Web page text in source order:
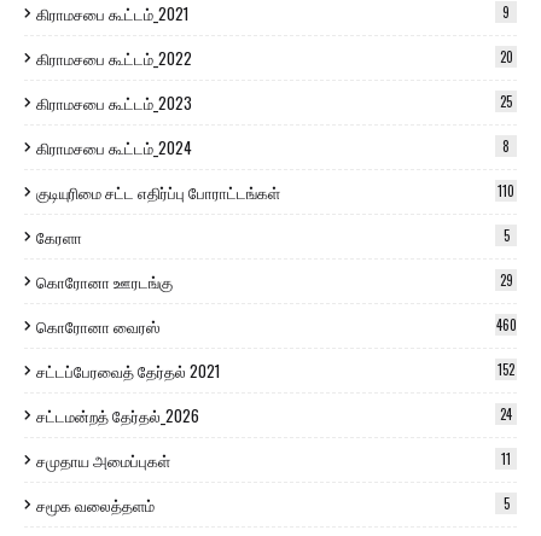
கிராமசபை கூட்டம்_2021 9
கிராமசபை கூட்டம்_2022 20
கிராமசபை கூட்டம்_2023 25
கிராமசபை கூட்டம்_2024 8
குடியுரிமை சட்ட எதிர்ப்பு போராட்டங்கள் 110
கேரளா 5
கொரோனா ஊரடங்கு 29
கொரோனா வைரஸ் 460
சட்டப்பேரவைத் தேர்தல் 2021 152
சட்டமன்றத் தேர்தல்_2026 24
சமுதாய அமைப்புகள் 11
சமூக வலைத்தளம் 5